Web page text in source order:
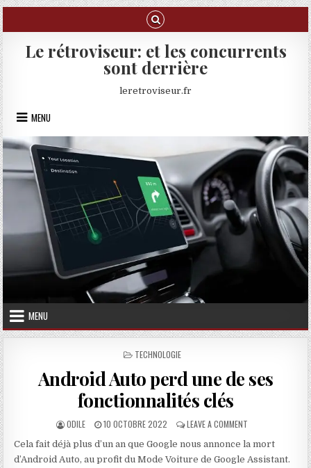
Skip to content
Le rétroviseur: et les concurrents
sont derrière
leretroviseur.fr
MENU
MENU
POSTED IN
TECHNOLOGIE
Android Auto perd une de ses
fonctionnalités clés
AUTHOR:
ODILE PUBLISHED DATE:
10 OCTOBRE 2022 LEAVE A COMMENT ON ANDROID
Cela fait déjà plus d’un an que Google nous annonce la mort
d’Android Auto, au profit du Mode Voiture de Google Assistant.